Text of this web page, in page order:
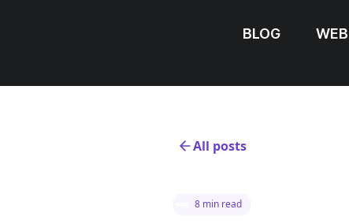
BLOG
All posts
8 min read